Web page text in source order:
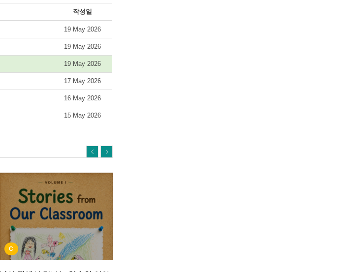
작성일
19 May 2026
19 May 2026
19 May 2026
17 May 2026
16 May 2026
15 May 2026
C